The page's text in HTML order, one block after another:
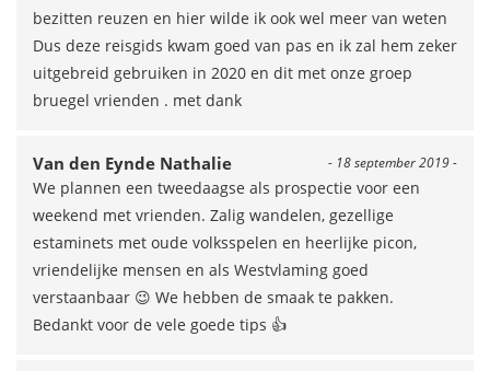
bezitten reuzen en hier wilde ik ook wel meer van weten
Dus deze reisgids kwam goed van pas en ik zal hem zeker
uitgebreid gebruiken in 2020 en dit met onze groep
bruegel vrienden . met dank
- 18 september 2019 -
Van den Eynde Nathalie
We plannen een tweedaagse als prospectie voor een
weekend met vrienden. Zalig wandelen, gezellige
estaminets met oude volksspelen en heerlijke picon,
vriendelijke mensen en als Westvlaming goed
verstaanbaar 😉 We hebben de smaak te pakken.
Bedankt voor de vele goede tips 👍